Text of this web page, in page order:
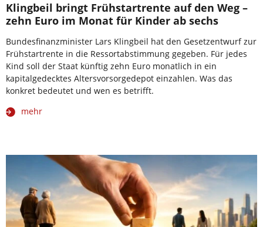
Klingbeil bringt Frühstartrente auf den Weg –
zehn Euro im Monat für Kinder ab sechs
Bundesfinanzminister Lars Klingbeil hat den Gesetzentwurf zur
Frühstartrente in die Ressortabstimmung gegeben. Für jedes
Kind soll der Staat künftig zehn Euro monatlich in ein
kapitalgedecktes Altersvorsorgedepot einzahlen. Was das
konkret bedeutet und wen es betrifft.
mehr